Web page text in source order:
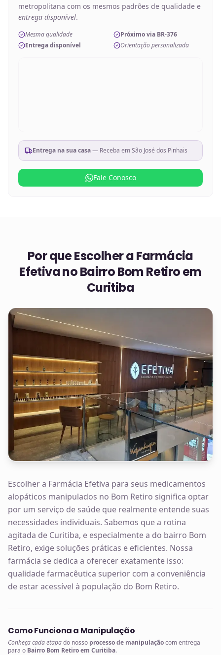
metropolitana com os mesmos padrões de qualidade e
entrega disponível.
Mesma qualidade
Próximo via BR-376
Entrega disponível
Orientação personalizada
Entrega na sua casa— Receba emSão José dos Pinhais
Fale Conosco
Por que Escolher a Farmácia
Efetiva noBairro Bom Retiro em
Curitiba
Escolher a Farmácia Efetiva para seus medicamentos
alopáticos manipulados no Bom Retiro significa optar
por um serviço de saúde que realmente entende suas
necessidades individuais. Sabemos que a rotina
agitada de Curitiba, e especialmente a do bairro Bom
Retiro, exige soluções práticas e eficientes. Nossa
farmácia se dedica a oferecer exatamente isso:
qualidade farmacêutica superior com a conveniência
de estar acessível à população do Bom Retiro.
Como Funciona a Manipulação
Conheça cada etapado nosso processo de manipulaçãocom entrega
para o Bairro Bom Retiro em Curitiba.